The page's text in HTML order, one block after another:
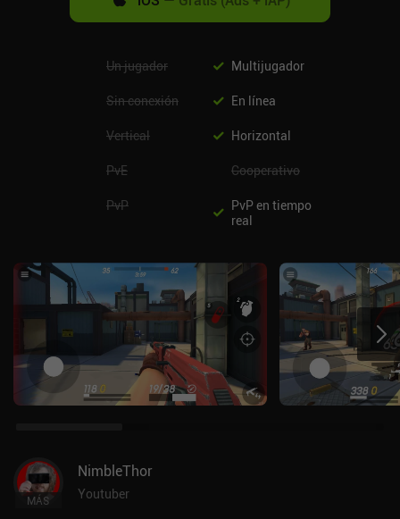
Un jugador Multijugador
Sin conexión En línea
Vertical Horizontal
PvE Cooperativo
PvP
PvP en tiempo
real
MÁS
NimbleThor
Youtuber